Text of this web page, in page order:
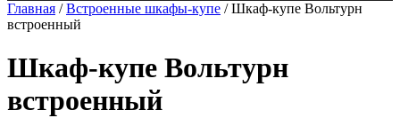
Главная /Встроенные шкафы-купе / Шкаф-купе Вольтурн
встроенный
Шкаф-купе Вольтурн
встроенный